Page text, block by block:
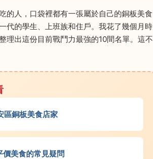
的人，口袋裡都有一張屬於自己的銅板美食
代的學生、上班族和住戶。我花了幾個月時
理出這份目前戰鬥力最強的10間名單。這不
區銅板美食店家
價美食的常見疑問